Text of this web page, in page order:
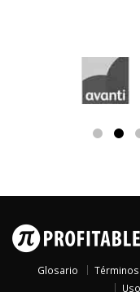
Glosario